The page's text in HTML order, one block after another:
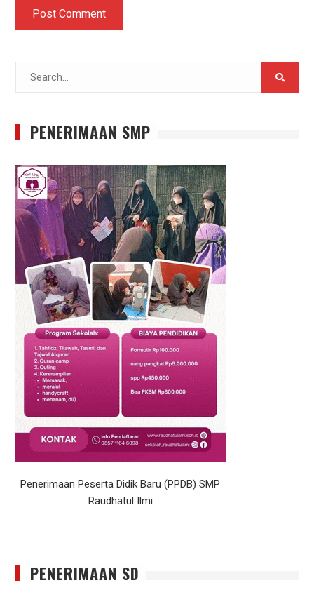
PENERIMAAN SMP
Penerimaan Peserta Didik Baru (PPDB) SMP
Raudhatul Ilmi
PENERIMAAN SD